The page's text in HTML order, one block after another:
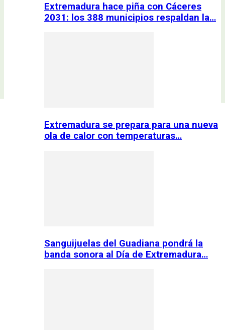
Extremadura hace piña con Cáceres
2031: los 388 municipios respaldan la…
Extremadura se prepara para una nueva
ola de calor con temperaturas…
Sanguijuelas del Guadiana pondrá la
banda sonora al Día de Extremadura…